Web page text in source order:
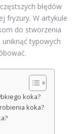
błędów
fryzury. W artykule
do stworzenia
typowych
koka?
koka?